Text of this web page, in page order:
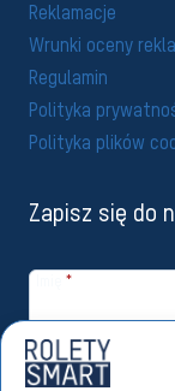
Reklamacje
Wrunki oceny
Regulamin
Polityka
Polityka plików
Zapisz się do
*
Email*